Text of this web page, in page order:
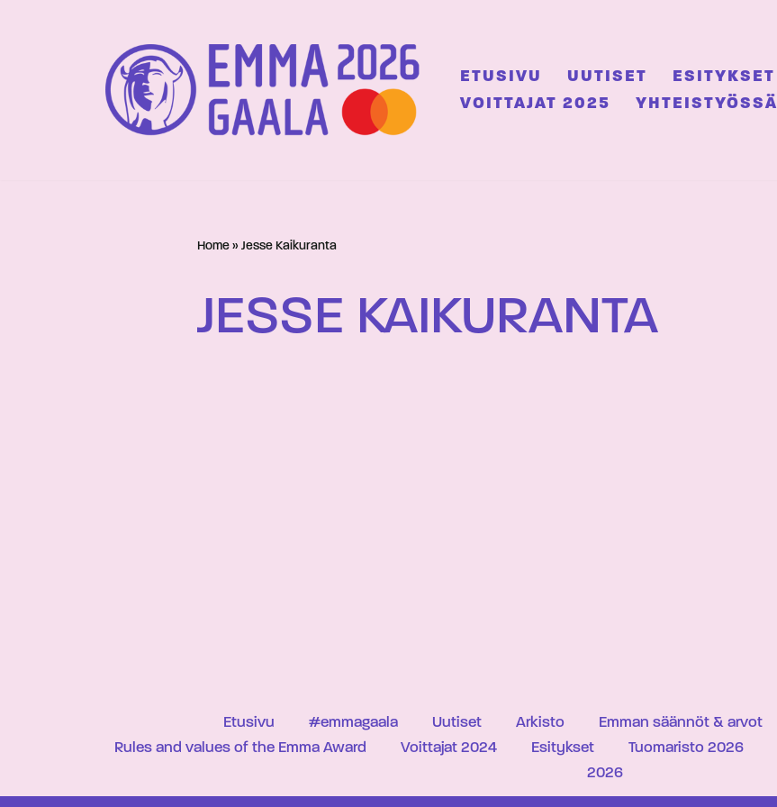
ETUSIVU UUTISET ESITYKSET
VOITTAJAT 2025
YHTEISTYÖSSÄ
Home » Jesse Kaikuranta
JESSE KAIKURANTA
Etusivu #emmagaala Uutiset Arkisto Emman säännöt & arvot
Rules and values of the Emma Award
Voittajat 2024 Esitykset Tuomaristo 2026
2026